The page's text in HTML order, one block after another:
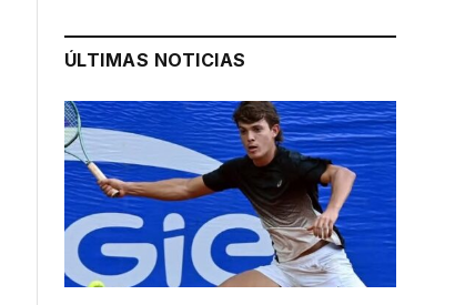
ÚLTIMAS NOTICIAS